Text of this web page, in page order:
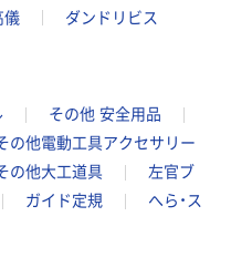
儀 ダンドリビス
その他 安全用品
の他電動工具アクセサリー
の他大工道具
左官ブ
ガイド定規
へら・ス